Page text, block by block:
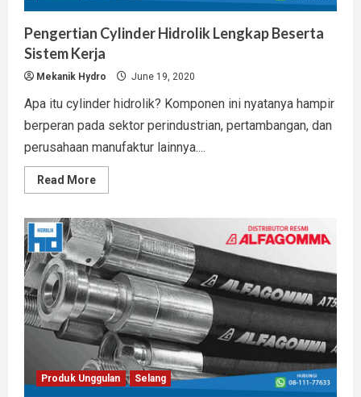
Pengertian Cylinder Hidrolik Lengkap Beserta
Sistem Kerja
Mekanik Hydro June 19, 2020
Apa itu cylinder hidrolik? Komponen ini nyatanya hampir
berperan pada sektor perindustrian, pertambangan, dan
perusahaan manufaktur lainnya....
Read MoreRead
more
Cylinder
Hidrolik
Lengkap
Beserta
Sistem
Kerja
Produk Unggulan Selang